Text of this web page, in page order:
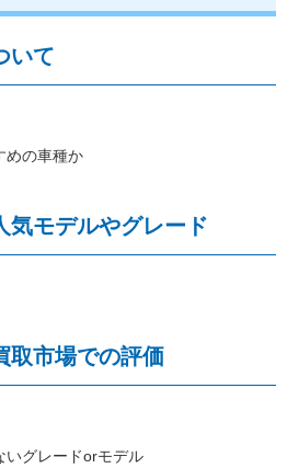
いて
めの車種か
モデルやグレード
取市場での評価
いグレードorモデル